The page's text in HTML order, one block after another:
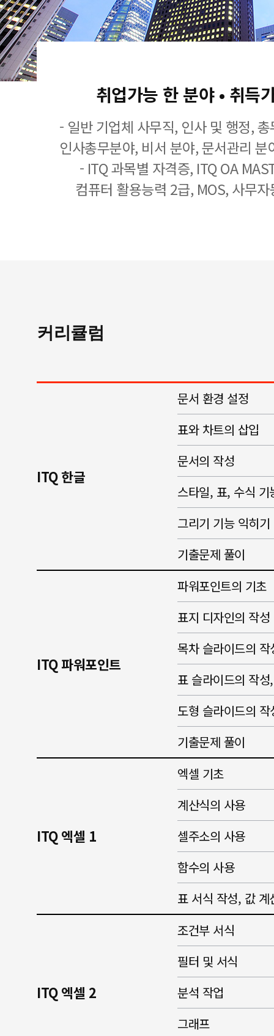
취업가능 한 분야 • 취득
- 일반 기업체 사무직, 인사 및 행정,
인사총무분야, 비서 분야, 문서관리
- ITQ 과목별 자격증, ITQ OA
컴퓨터 활용능력 2급, MOS, 사무
커리큘럼
ITQ 한글
문서 환경 설정
표와 차트의 삽입
문서의 작성
스타일, 표, 수식 기
그리기 기능 익히기
기출문제 풀이
ITQ 파워포인트
파워포인트의 기초
표지 디자인의 작성
목차 슬라이드의
표 슬라이드의 작
도형 슬라이드의 작
기출문제 풀이
ITQ 엑셀 1
엑셀 기초
계산식의 사용
셀주소의 사용
함수의 사용
표 서식 작성, 값 계
ITQ 엑셀 2
조건부 서식
필터 및 서식
분석 작업
그래프